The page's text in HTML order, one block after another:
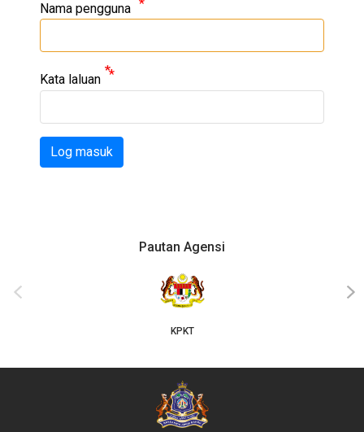
Nama pengguna
Kata laluan
Log masuk
Pautan Agensi
KPKT
‹ ›